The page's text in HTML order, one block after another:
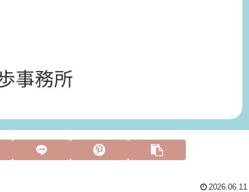
2026.06.11